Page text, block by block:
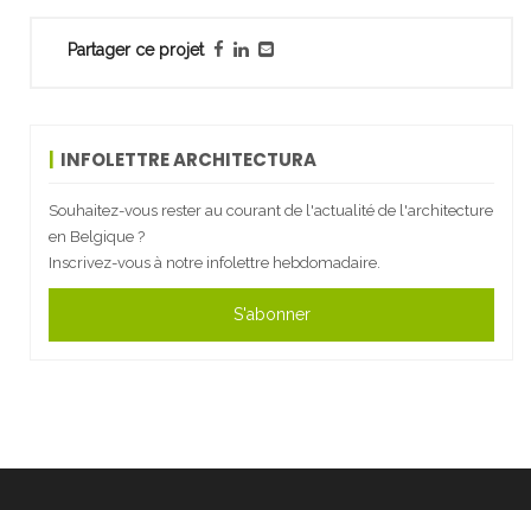
Partager ce projet
INFOLETTRE ARCHITECTURA
Souhaitez-vous rester au courant de l'actualité de l'architecture
en Belgique ?
Inscrivez-vous à notre infolettre hebdomadaire.
S'abonner